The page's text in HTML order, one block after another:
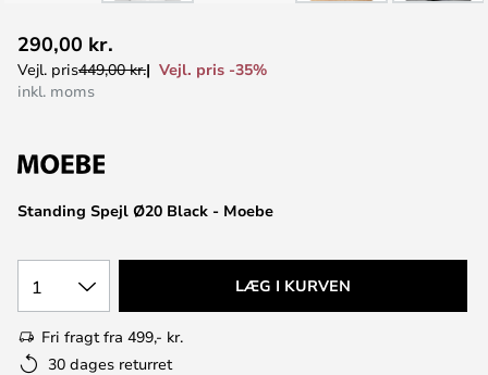
til
starten
Standing Spejl Ø20 Black - Moebe
290,00 kr.
Vejl. pris449,00 kr.
Vejl. pris -35%
inkl. moms
1 LÆG I KURVEN
Fri fragt fra 499,- kr.
30 dages returret